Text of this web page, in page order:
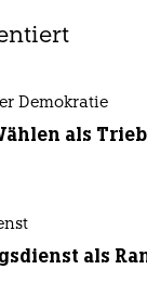
Demokratie
als
als